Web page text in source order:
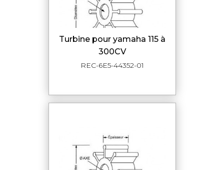
turbine pour yamaha 115 à
300CV
REC-6E5-44352-01